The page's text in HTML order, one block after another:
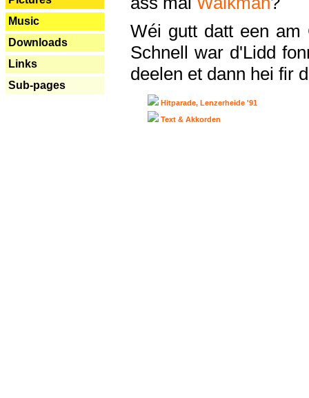
Music
Downloads
Links
Sub-pages
Wéi gutt datt een am
Schnell war d'Lidd
deelen et dann hei fir
Hitparade, Lenzerheide '91
Text & Akkorden